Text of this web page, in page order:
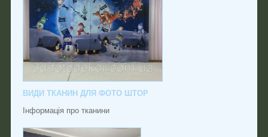
ВИДИ ТКАНИН ДЛЯ ФОТО ШТОР
Інформація про тканини